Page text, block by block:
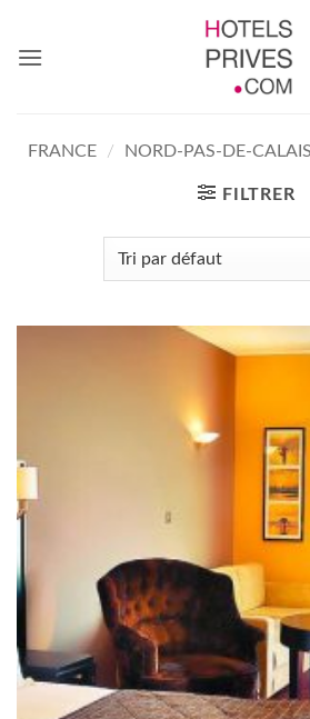
contenu
FRANCE / NORD-PAS-DE-CALAIS
FILTRER